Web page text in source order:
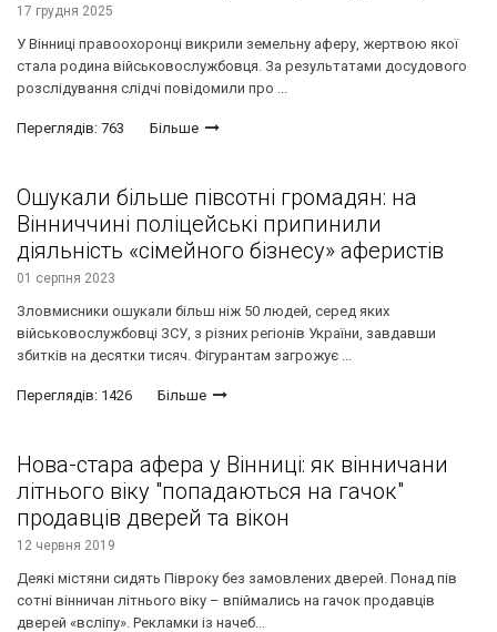
17 грудня 2025
У Вінниці правоохоронці викрили земельну аферу, жертвою якої
стала родина військовослужбовця. За результатами досудового
розслідування слідчі повідомили про ...
Переглядів: 763 Більше
Ошукали більше півсотні громадян: на
Вінниччині поліцейські припинили
діяльність «сімейного бізнесу» аферистів
01 серпня 2023
Зловмисники ошукали більш ніж 50 людей, серед яких
військовослужбовці ЗСУ, з різних регіонів України, завдавши
збитків на десятки тисяч. Фігурантам загрожує ...
Переглядів: 1426 Більше
Нова-стара афера у Вінниці: як вінничани
літнього віку "попадаються на гачок"
продавців дверей та вікон
12 червня 2019
Деякі містяни сидять Півроку без замовлених дверей. Понад пів
сотні вінничан літнього віку – впіймались на гачок продавців
дверей «всліпу». Рекламки із начеб...